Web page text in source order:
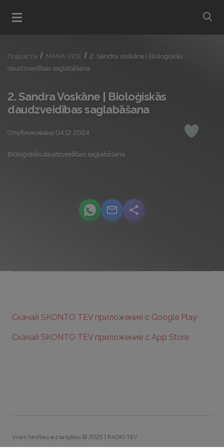
Открыть меню
Подкасты MANA VIDE
2. Sandra Voskāne | Bioloģiskās
daudzveidības saglabāšana
2. Sandra Voskāne | Bioloģiskās
daudzveidības saglabāšana
Опубликовано 04.12.2024
Bioloģiskās daudzveidības saglabāšana
podcast.share-title WhatsApp
podcast.share-title Email
podcast.share-title
Скачай SKONTO TEV приложение с Google Play
Скачай SKONTO TEV приложение с App Store
Visas tiesības aizsargātas © 2025 | RADIO TEV